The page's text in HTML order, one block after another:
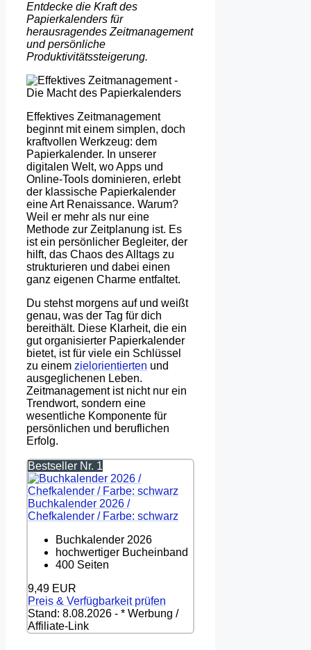
Entdecke die Kraft des
Papierkalenders für
herausragendes Zeitmanagement
und persönliche
Produktivitätssteigerung.
Effektives Zeitmanagement
beginnt mit einem simplen, doch
kraftvollen Werkzeug: dem
Papierkalender. In unserer
digitalen Welt, wo Apps und
Online-Tools dominieren, erlebt
der klassische Papierkalender
eine Art Renaissance. Warum?
Weil er mehr als nur eine
Methode zur Zeitplanung ist. Es
ist ein persönlicher Begleiter, der
hilft, das Chaos des Alltags zu
strukturieren und dabei einen
ganz eigenen Charme entfaltet.
Du stehst morgens auf und weißt
genau, was der Tag für dich
bereithält. Diese Klarheit, die ein
gut organisierter Papierkalender
bietet, ist für viele ein Schlüssel
zu einem zielorientierten und
ausgeglichenen Leben.
Zeitmanagement ist nicht nur ein
Trendwort, sondern eine
wesentliche Komponente für
persönlichen und beruflichen
Erfolg.
Bestseller Nr. 1
Buchkalender 2026 /
Chefkalender / Farbe: schwarz
Buchkalender 2026
hochwertiger Bucheinband
400 Seiten
9,49 EUR
Preis & Verfügbarkeit prüfen
Stand: 8.08.2026 - * Werbung /
Affiliate-Link